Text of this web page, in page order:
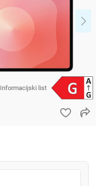
Informacijski list